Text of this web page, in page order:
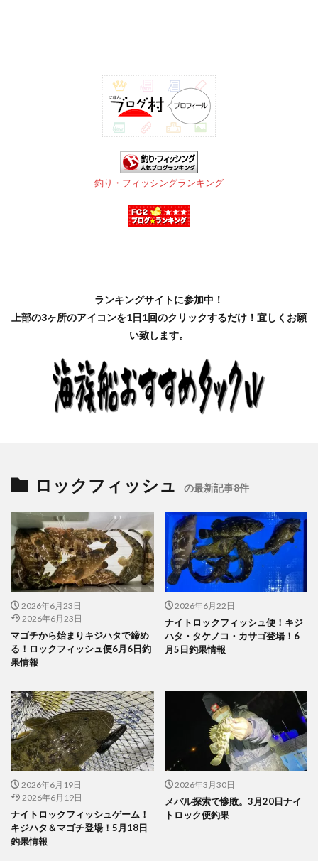
釣り・フィッシングランキング
ランキングサイトに参加中！
上部の3ヶ所のアイコンを1日1回のクリックするだけ！宜しくお願
い致します。
ロックフィッシュ の最新記事8件
2026年6月23日
2026年6月23日
マゴチから始まりキジハタで締め
る！ロックフィッシュ便6月6日釣
果情報
2026年6月22日
ナイトロックフィッシュ便！キジ
ハタ・タケノコ・カサゴ登場！6
月5日釣果情報
2026年6月19日
2026年6月19日
ナイトロックフィッシュゲーム！
キジハタ＆マゴチ登場！5月18日
釣果情報
2026年3月30日
メバル探索で惨敗。3月20日ナイ
トロック便釣果